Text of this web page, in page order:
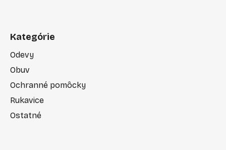
Kategórie
Odevy
Obuv
Ochranné pomôcky
Rukavice
Ostatné